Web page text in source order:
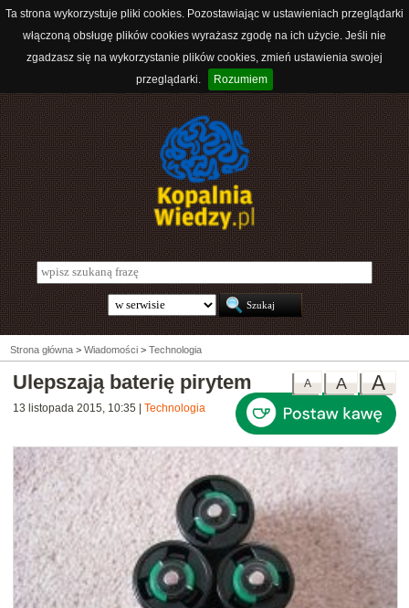
Ta strona wykorzystuje pliki cookies. Pozostawiając w ustawieniach przeglądarki
włączoną obsługę plików cookies wyrażasz zgodę na ich użycie. Jeśli nie
zgadzasz się na wykorzystanie plików cookies, zmień ustawienia swojej
przeglądarki.
Rozumiem
Strona główna > Wiadomości > Technologia
A
A
A
Ulepszają baterię pirytem
13 listopada 2015, 10:35 Technologia